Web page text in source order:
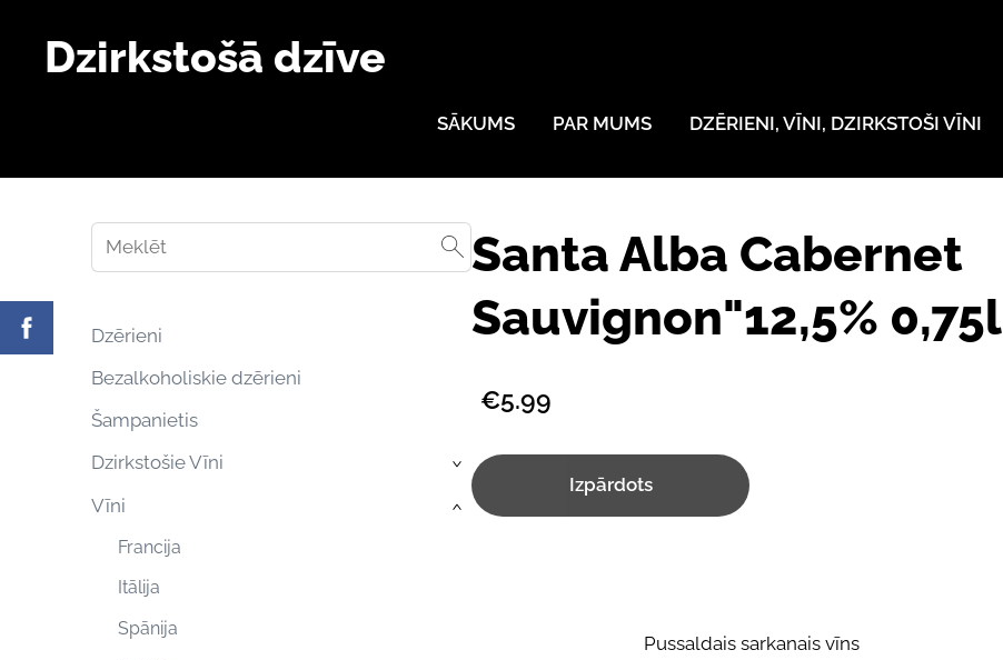
Dzirkstošā dzīve
SĀKUMS PAR MUMS DZĒRIENI, VĪNI, DZIRKSTOŠI VĪNI
Dzērieni
Bezalkoholiskie dzērieni
Šampanietis
Dzirkstošie Vīni
›
Vīni
Francija
Itālija
Spānija
›
Santa Alba Cabernet
Sauvignon"12,5% 0,75l
€5.99
Izpārdots
Pussaldais sarkanais vīns